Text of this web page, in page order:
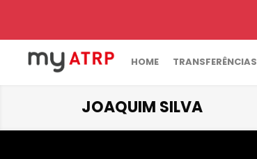
HOME TRANSFERÊNCIAS
JOAQUIM SILVA